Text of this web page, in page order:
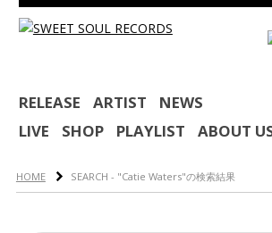
HOME
RELEASE
ARTIST
RELEASE ARTIST
NEWS
LIVE
SHOP PLAYLIST ABOUT
HOME SEARCH - "Catie Waters"の検索結果